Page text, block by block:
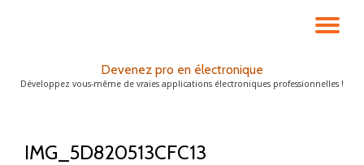
LA
Devenez pro en électronique
Développez vous-même de vraies applications électroniques professionnelles !
IMG_5D820513CFC13